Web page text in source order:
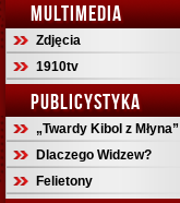
MULTIMEDIA
Zdjęcia
1910tv
PUBLICYSTYKA
„Twardy Kibol z Młyna”
Dlaczego Widzew?
Felietony